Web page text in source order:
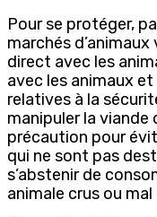
Pour se protéger,
marchés
direct avec les
avec les animaux
relatives à la
manipuler la viande
précaution pour
qui ne sont pas
s’abstenir de
animale crus ou